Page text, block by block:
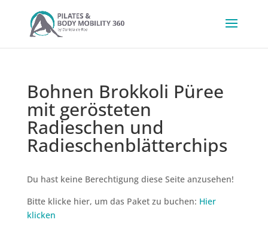
Bohnen Brokkoli Püree
mit gerösteten
Radieschen und
Radieschenblätterchips
Du hast keine Berechtigung diese Seite anzusehen!
Bitte klicke hier, um das Paket zu buchen: Hier
klicken